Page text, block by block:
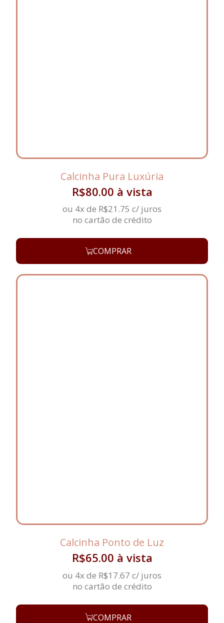
Calcinha Pura Luxúria
R$80.00 à vista
ou 4x de R$21.75 c/ juros
no cartão de crédito
COMPRAR
Calcinha Ponto de Luz
R$65.00 à vista
ou 4x de R$17.67 c/ juros
no cartão de crédito
COMPRAR